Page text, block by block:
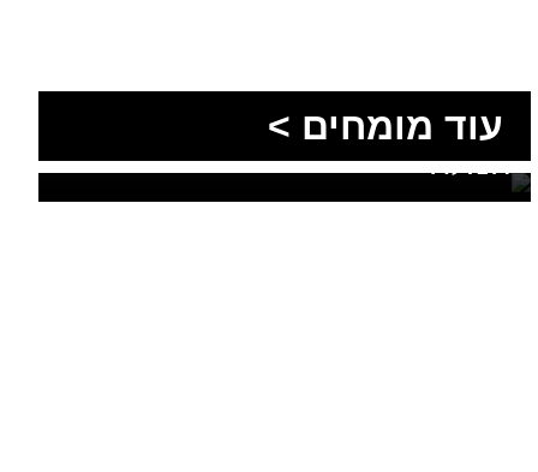
עוד מומחים >
מתכננים נסיעה קבוצתית
מושלמת לנגב, לאילת ולים
המלח